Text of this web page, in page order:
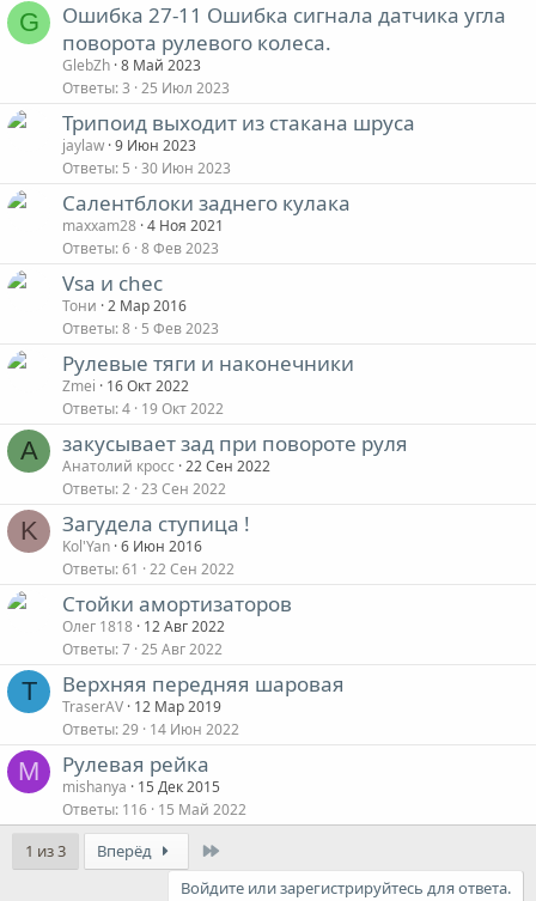
G
Ошибка 27-11 Ошибка сигнала датчика угла
поворота рулевого колеса.
GlebZh 8 Май 2023
Ответы 3 25 Июл 2023
Трипоид выходит из стакана шруса
jaylaw 9 Июн 2023
Ответы 5 30 Июн 2023
Салентблоки заднего кулака
maxxam28 4 Ноя 2021
Ответы 6 8 Фев 2023
Vsa и chec
Тони 2 Мар 2016
Ответы 8 5 Фев 2023
Рулевые тяги и наконечники
Zmei
16 Окт 2022
Ответы 4 19 Окт 2022
А закусывает зад при повороте руля
Анатолий кросс 22 Сен 2022
Ответы 2 23 Сен 2022
K Загудела ступица !
Kol'Yan 6 Июн 2016
Ответы 61 22 Сен 2022
Стойки амортизаторов
Олег 1818 12 Авг 2022
Ответы 7 25 Авг 2022
T Верхняя передняя шаровая
TraserAV 12 Мар 2019
Ответы 29 14 Июн 2022
M Рулевая рейка
mishanya
15 Дек 2015
Ответы 116 15 Май 2022
1 из 3 Вперёд
Войдите или зарегистрируйтесь для ответа.